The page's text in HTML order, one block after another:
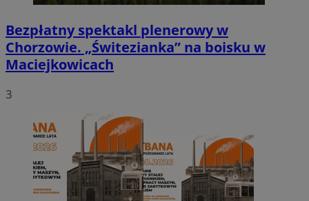
Bezpłatny spektakl plenerowy w
Chorzowie. „Świtezianka” na boisku w
Maciejkowicach
3